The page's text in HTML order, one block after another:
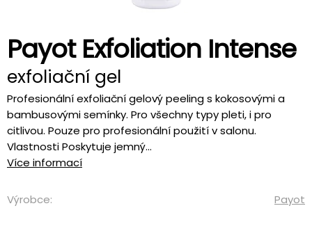
Payot Exfoliation Intense
exfoliační gel
Profesionální exfoliační gelový peeling s kokosovými a
bambusovými semínky. Pro všechny typy pleti, i pro
citlivou. Pouze pro profesionální použití v salonu.
Vlastnosti Poskytuje jemný...
Více informací
Výrobce: Payot